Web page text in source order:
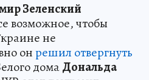
Зеленский
возможное, чтобы
не
онрешил отвергнуть
домаДональда